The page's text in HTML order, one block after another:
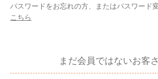
パスワードをお忘れの方、またはパスワード
こちら
まだ会員ではないお客